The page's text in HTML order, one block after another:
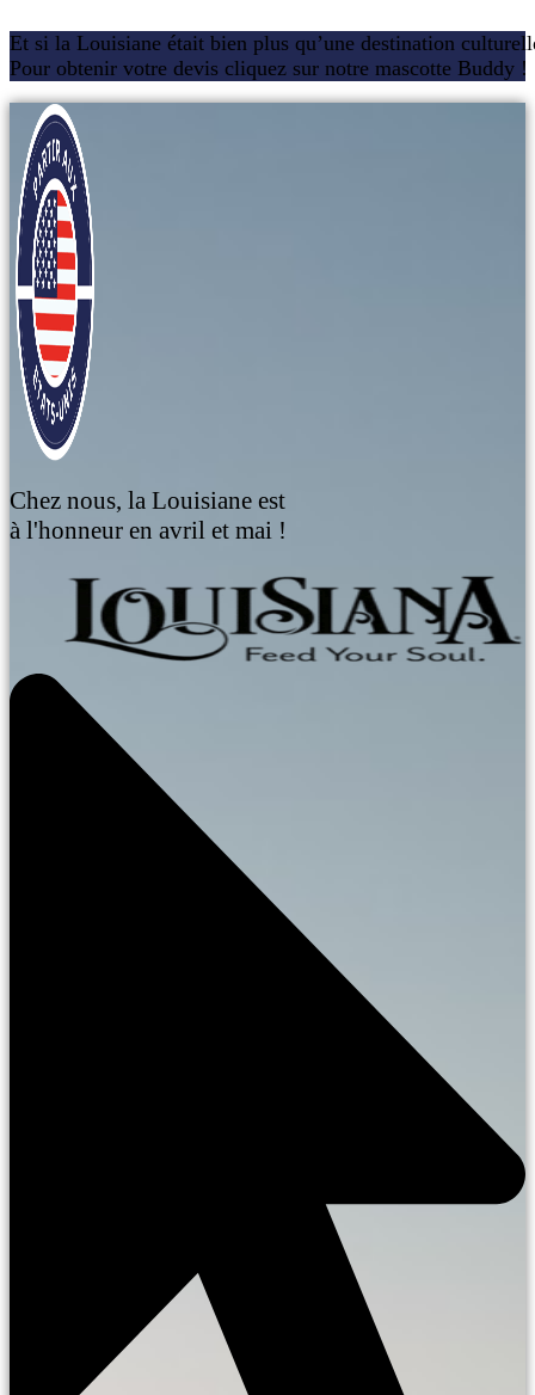
Et si la Louisiane était bien plus qu’une destination
Pour obtenir votre devis cliquez sur notre mascotte Buddy !
Chez nous, la Louisiane est
à l'honneur en avril et mai !